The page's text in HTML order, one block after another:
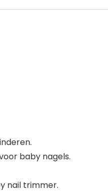
baby nagels.
nail trimmer.